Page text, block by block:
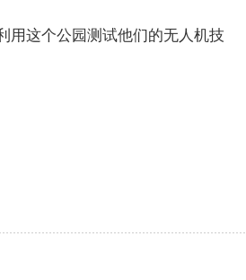
用这个公园测试他们的无人机技